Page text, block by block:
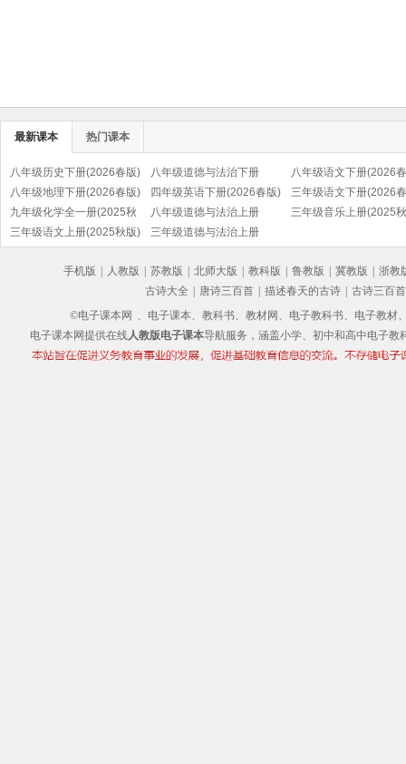
最新课本 热门课本
八年级历史下册(2026春版)
(部编版)
八年级道德与法治下册
(2026春版)(部编版)
八年级语文下册(2026
(部编版)
八年级地理下册(2026春版)
四年级英语下册(2026春版)
(PEP)
三年级语文下册(2026
(部编版)
九年级化学全一册(2025秋
版)
八年级道德与法治上册
(2025秋版)(部编版)
三年级音乐上册(2025
三年级语文上册(2025秋版)
三年级道德与法治上册
手机版
人教版 苏教版 北师大版 教科版 鲁教版 冀教版
浙教
古诗大全
唐诗三百首 描述春天的古诗
古诗三百首
©电子课本网 、电子课本、教科书、教材网、电子教科书、电子教材
电子课本网提供在线人教版电子课本导航服务，涵盖小学、初中和高中电子